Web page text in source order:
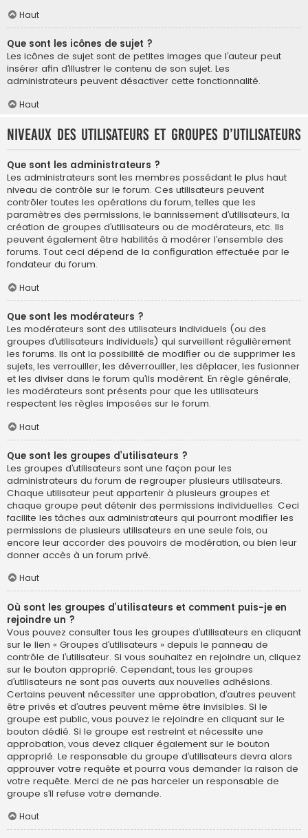
Haut
Que sont les icônes de sujet ?
Les icônes de sujet sont de petites images que l’auteur peut
insérer afin d’illustrer le contenu de son sujet. Les
administrateurs peuvent désactiver cette fonctionnalité.
Haut
Niveaux des utilisateurs et groupes d’utilisateurs
Que sont les administrateurs ?
Les administrateurs sont les membres possédant le plus haut
niveau de contrôle sur le forum. Ces utilisateurs peuvent
contrôler toutes les opérations du forum, telles que les
paramètres des permissions, le bannissement d’utilisateurs, la
création de groupes d’utilisateurs ou de modérateurs, etc. Ils
peuvent également être habilités à modérer l’ensemble des
forums. Tout ceci dépend de la configuration effectuée par le
fondateur du forum.
Haut
Que sont les modérateurs ?
Les modérateurs sont des utilisateurs individuels (ou des
groupes d’utilisateurs individuels) qui surveillent régulièrement
les forums. Ils ont la possibilité de modifier ou de supprimer les
sujets, les verrouiller, les déverrouiller, les déplacer, les fusionner
et les diviser dans le forum qu’ils modèrent. En règle générale,
les modérateurs sont présents pour que les utilisateurs
respectent les règles imposées sur le forum.
Haut
Que sont les groupes d’utilisateurs ?
Les groupes d’utilisateurs sont une façon pour les
administrateurs du forum de regrouper plusieurs utilisateurs.
Chaque utilisateur peut appartenir à plusieurs groupes et
chaque groupe peut détenir des permissions individuelles. Ceci
facilite les tâches aux administrateurs qui pourront modifier les
permissions de plusieurs utilisateurs en une seule fois, ou
encore leur accorder des pouvoirs de modération, ou bien leur
donner accès à un forum privé.
Haut
Où sont les groupes d’utilisateurs et comment puis-je en
rejoindre un ?
Vous pouvez consulter tous les groupes d’utilisateurs en cliquant
sur le lien « Groupes d’utilisateurs » depuis le panneau de
contrôle de l’utilisateur. Si vous souhaitez en rejoindre un, cliquez
sur le bouton approprié. Cependant, tous les groupes
d’utilisateurs ne sont pas ouverts aux nouvelles adhésions.
Certains peuvent nécessiter une approbation, d’autres peuvent
être privés et d’autres peuvent même être invisibles. Si le
groupe est public, vous pouvez le rejoindre en cliquant sur le
bouton dédié. Si le groupe est restreint et nécessite une
approbation, vous devez cliquer également sur le bouton
approprié. Le responsable du groupe d’utilisateurs devra alors
approuver votre requête et pourra vous demander la raison de
votre requête. Merci de ne pas harceler un responsable de
groupe s’il refuse votre demande.
Haut